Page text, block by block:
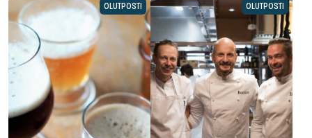
OLUTPOSTI OLUTPOSTI